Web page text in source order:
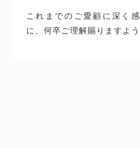
これまでのご愛顧に深く
に、何卒ご理解賜りますよ